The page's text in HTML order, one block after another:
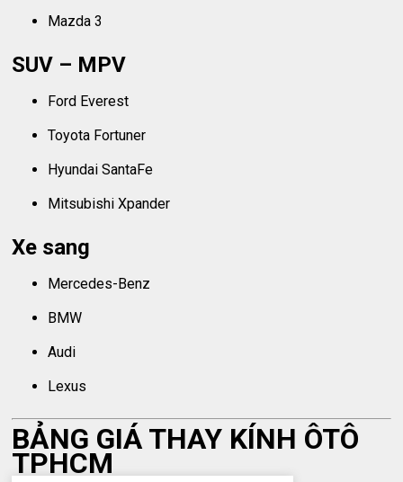
Mazda 3
SUV – MPV
Ford Everest
Toyota Fortuner
Hyundai SantaFe
Mitsubishi Xpander
Xe sang
Mercedes-Benz
BMW
Audi
Lexus
BẢNG GIÁ THAY KÍNH ÔTÔ
TPHCM